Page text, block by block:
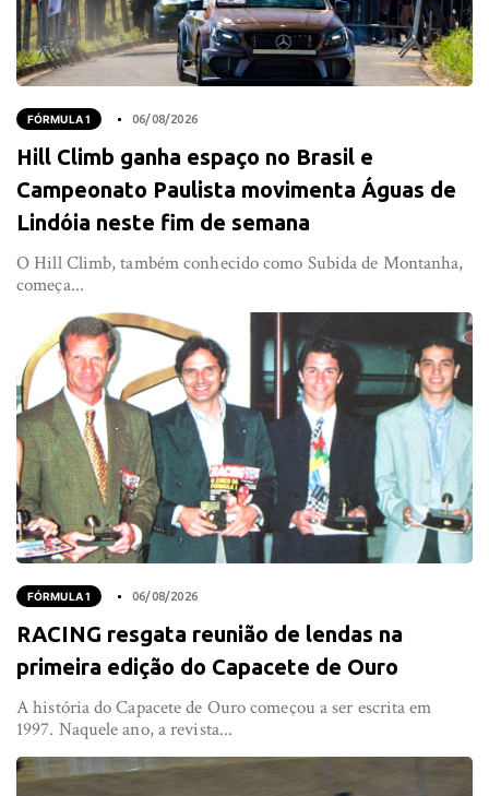
FÓRMULA 1 06/08/2026
Hill Climb ganha espaço no Brasil e
Campeonato Paulista movimenta Águas de
Lindóia neste fim de semana
O Hill Climb, também conhecido como Subida de Montanha,
começa...
FÓRMULA 1 06/08/2026
RACING resgata reunião de lendas na
primeira edição do Capacete de Ouro
A história do Capacete de Ouro começou a ser escrita em
1997. Naquele ano, a revista...